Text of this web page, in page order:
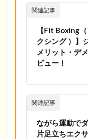
関連記事
【Fit Boxing
クシング ）】
メリット・デ
ビュー！
関連記事
ながら運動で
片足立ちエク